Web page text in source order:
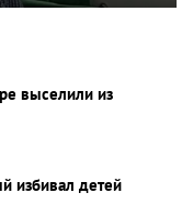
выселили из
избивал детей